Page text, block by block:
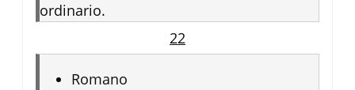
ordinario.
22
Romano